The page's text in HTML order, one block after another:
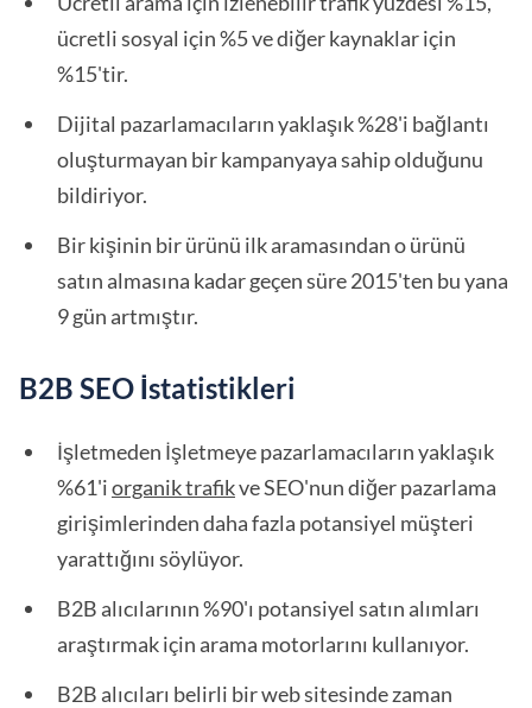
ücretli sosyal için %5 ve diğer kaynaklar için
%15'tir.
Dijital pazarlamacıların yaklaşık %28'i bağlantı
oluşturmayan bir kampanyaya sahip olduğunu
bildiriyor.
Bir kişinin bir ürünü ilk aramasından o ürünü
satın almasına kadar geçen süre 2015'ten bu yana
9 gün artmıştır.
B2B SEO İstatistikleri
İşletmeden İşletmeye pazarlamacıların yaklaşık
%61'iorganik trafikve SEO'nun diğer pazarlama
girişimlerinden daha fazla potansiyel müşteri
yarattığını söylüyor.
B2B alıcılarının %90'ı potansiyel satın alımları
araştırmak için arama motorlarını kullanıyor.
B2B alıcıları belirli bir web sitesinde zaman